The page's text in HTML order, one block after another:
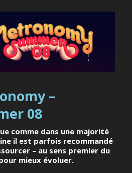
–
08
comme dans une majorité
il est parfois recommandé
– au sens premier du
mieux évoluer.